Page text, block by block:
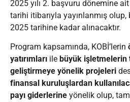
2025 yılı 2. başvuru dönemine
tarihi itibarıyla yayınlanmış
2025 tarihine kadar alınacaktır.
Program kapsamında, KOBİ’lerin
yatırımları ile büyük
geliştirmeye yönelik projeleri
finansal kuruluşlardan
payı giderlerine yönelik olup,